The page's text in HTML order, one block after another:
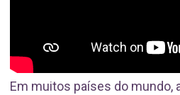
Em muitos países do mundo,